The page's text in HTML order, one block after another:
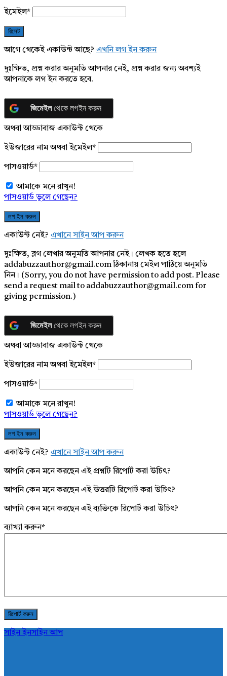
ইমেইল*
আগে থেকেই একাউন্ট আছে? এখনি লগ ইন করুন
দুঃক্ষিত, প্রশ্ন করার অনুমতি আপনার নেই, প্রশ্ন করার জন্য অবশ্যই
আপনাকে লগ ইন করতে হবে.
জিমেইলথেকে লগইন করুন
অথবা আড্ডাবাজ একাউন্ট থেকে
ইউজারের নাম অথবা ইমেইল*
পাসওয়ার্ড*
আমাকে মনে রাখুন!
পাসওয়ার্ড ভুলে গেছেন?
একাউন্ট নেই? এখানে সাইন আপ করুন
দুঃক্ষিত, ব্লগ লেখার অনুমতি আপনার নেই। লেখক হতে হলে
addabuzzauthor@gmail.com ঠিকানায় মেইল পাঠিয়ে অনুমতি
নিন। (Sorry, you do not have permission to add post. Please
send a request mail to addabuzzauthor@gmail.com for
giving permission.)
জিমেইলথেকে লগইন করুন
অথবা আড্ডাবাজ একাউন্ট থেকে
ইউজারের নাম অথবা ইমেইল*
পাসওয়ার্ড*
আমাকে মনে রাখুন!
পাসওয়ার্ড ভুলে গেছেন?
একাউন্ট নেই? এখানে সাইন আপ করুন
আপনি কেন মনে করছেন এই প্রশ্নটি রিপোর্ট করা উচিৎ?
আপনি কেন মনে করছেন এই উত্তরটি রিপোর্ট করা উচিৎ?
আপনি কেন মনে করছেন এই ব্যক্তিকে রিপোর্ট করা উচিৎ?
ব্যাখ্যা করুন*
সাইন ইনসাইন আপ